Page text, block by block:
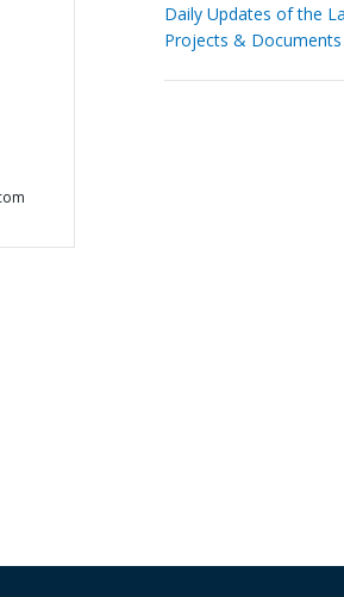
Daily Updates of the
Projects & Documents